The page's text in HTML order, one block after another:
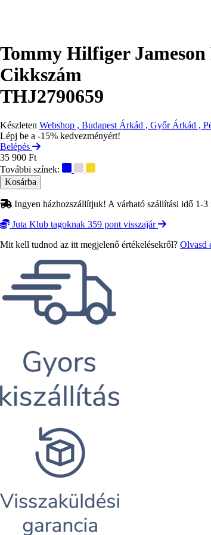
Tommy Hilfiger
Cikkszám
THJ2790659
Készleten Webshop , Budapest Árkád , Győr Árkád ,
Lépj be a -15% kedvezményért!
Belépés
35 900 Ft
További színek:
Ingyen házhozszállítjuk! A várható szállítási idő 1-3
Juta Klub tagoknak 359 pont visszajár
Mit kell tudnod az itt megjelenő értékelésekről? Olvasd